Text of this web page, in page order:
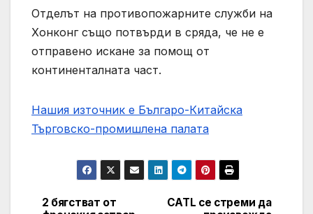
Отделът на противопожарните служби на
Хонконг също потвърди в сряда, че не е
отправено искане за помощ от
континенталната част.
Нашия източник е Българо-Китайска
Търговско-промишлена палaта
CATL се стреми да
2 бягстват от